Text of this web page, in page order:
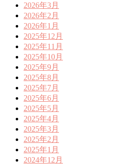
2026年3月
2026年2月
2026年1月
2025年12月
2025年11月
2025年10月
2025年9月
2025年8月
2025年7月
2025年6月
2025年5月
2025年4月
2025年3月
2025年2月
2025年1月
2024年12月